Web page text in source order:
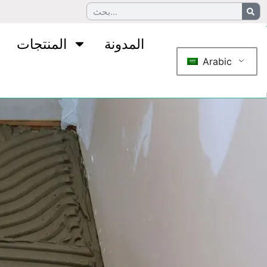
المنتجات المدونة
Arabic